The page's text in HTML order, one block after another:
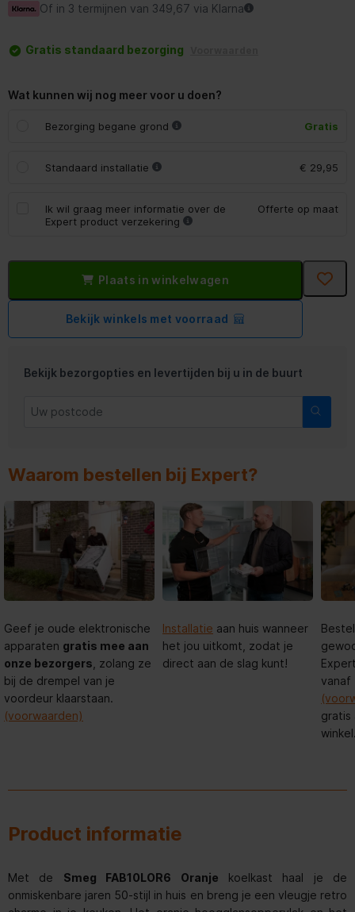
Of in 3 termijnen van 349,67 via Klarna
Gratis standaard bezorging
Wat kunnen wij nog meer voor u doen?
Bezorging begane grond Gratis
Standaard installatie € 29,95
Ik wil graag meer informatie over de
Expert product verzekering
Offerte op maat
Plaats in winkelwagen
Bekijk winkels met voorraad
Bekijk bezorgopties en levertijden bij u in de buurt
Waarom bestellen bij Expert?
Geef je oude elektronische
apparaten gratis mee aan
onze bezorgers , zolang ze
bij de drempel van je
voordeur klaarstaan.
(voorwaarden)
Installatie aan huis wanneer
het jou uitkomt, zodat je
direct aan de slag kunt!
vanaf
gratis
Product informatie
Met de Smeg FAB10LOR6 Oranje koelkast haal je de
onmiskenbare jaren 50-stijl in huis en breng je een vleugje retro